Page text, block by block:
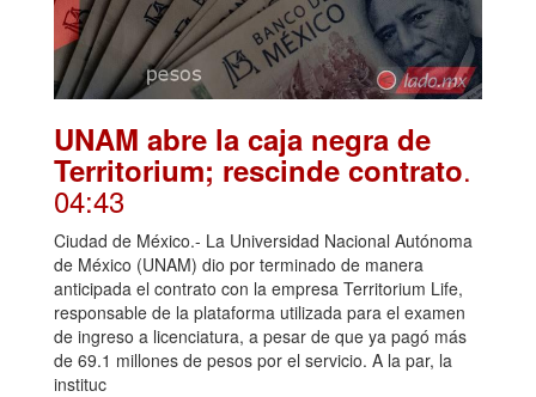
UNAM abre la caja negra de
Territorium; rescinde contrato.
04:43
Ciudad de México.- La Universidad Nacional Autónoma
de México (UNAM) dio por terminado de manera
anticipada el contrato con la empresa Territorium Life,
responsable de la plataforma utilizada para el examen
de ingreso a licenciatura, a pesar de que ya pagó más
de 69.1 millones de pesos por el servicio. A la par, la
instituc